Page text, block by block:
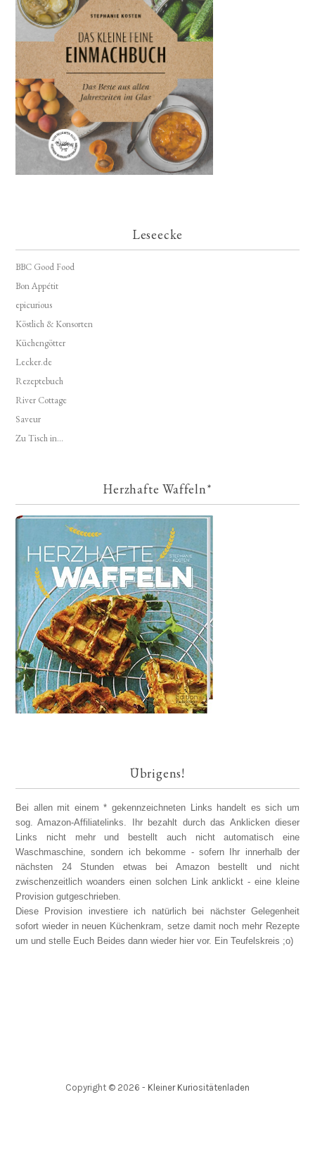
Leseecke
BBC Good Food
Bon Appétit
epicurious
Köstlich & Konsorten
Küchengötter
Lecker.de
Rezeptebuch
River Cottage
Saveur
Zu Tisch in...
Herzhafte Waffeln*
Übrigens!
Bei allen mit einem * gekennzeichneten Links handelt es sich um
sog. Amazon-Affiliatelinks. Ihr bezahlt durch das Anklicken dieser
Links nicht mehr und bestellt auch nicht automatisch eine
Waschmaschine, sondern ich bekomme - sofern Ihr innerhalb der
nächsten 24 Stunden etwas bei Amazon bestellt und nicht
zwischenzeitlich woanders einen solchen Link anklickt - eine kleine
Provision gutgeschrieben.
Diese Provision investiere ich natürlich bei nächster Gelegenheit
sofort wieder in neuen Küchenkram, setze damit noch mehr Rezepte
um und stelle Euch Beides dann wieder hier vor. Ein Teufelskreis ;o)
Copyright © 2026 - Kleiner Kuriositätenladen